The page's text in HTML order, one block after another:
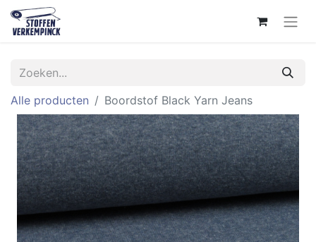
Alle producten Boordstof Black Yarn Jeans